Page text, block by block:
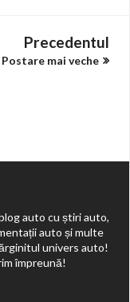
Precedentul
Postare mai veche
auto cu știri auto,
auto și multe
univers auto!
împreună!